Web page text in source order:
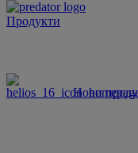
Продукти
Нови